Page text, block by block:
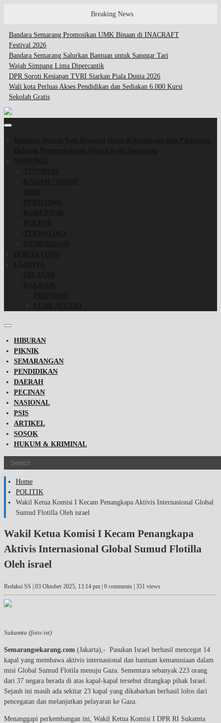
Breaking News
Bandara Semarang Promosikan UMK Binaan di INACRAFT
Festival 2026
Bandara Semarang Salurkan Bantuan untuk Sanggar Tari
Wajah Simpang Lima Dipercantik
DPR Soroti Kesiapan TVRI Siarkan Piala Dunia 2026
Wali kota Perluas Akses Pendidikan dan Sediakan 6.000 Kursi
Sekolah Gratis
HIBURAN
PIKNIK
SEMARANGAN
PENDIDIKAN
DAERAH
PECINAN
NASIONAL
PSIS
ARTIKEL
SOSOK
HUKUM & KRIMINAL
Home
POLITIK
Wakil Ketua Komisi I Kecam Penangkapa Aktivis Internasional Global
Sumud Flotilla Oleh israel
Wakil Ketua Komisi I Kecam Penangkapa
Aktivis Internasional Global Sumud Flotilla
Oleh israel
Redaksi SS | 03 Oktober 2025, 13:14 pm | 0 comments | 351 views
Sukamta (foto:ist)
Semarangsekarang.com (Jakarta),- Pasukan Israel berhasil mencegat 14
kapal yang membawa aktivis internasional dan bantuan kemanusiaan dalam
misi Global Sumud Flotila menuju Gaza. Sementara sebanyak 223 orang
dari 37 negara berada di atas kapal-kapal tersebut ditangkap pihak Israel.
Sejauh ini masih ada sekitar 23 kapal yang dikabarkan berhasil lolos dari
pencegatan dan melanjutkan pelayaran ke Gaza.
Menanggapi perkembangan ini, Wakil Ketua Komisi I DPR RI Sukamta